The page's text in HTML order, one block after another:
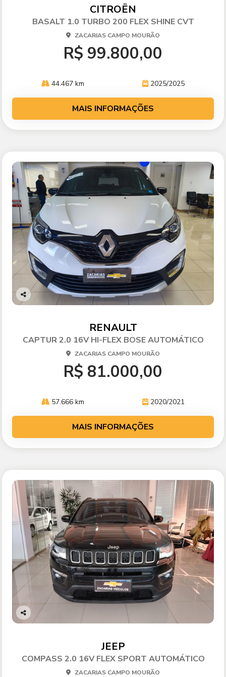
CITROËN
BASALT 1.0 TURBO 200 FLEX SHINE CVT
ZACARIAS CAMPO MOURÃO
R$ 99.800,00
44.467 km 2025/2025
MAIS INFORMAÇÕES
Co
RENAULT
CAPTUR 2.0 16V HI-FLEX BOSE AUTOMÁTICO
ZACARIAS CAMPO MOURÃO
R$ 81.000,00
57.666 km 2020/2021
MAIS INFORMAÇÕES
Co
JEEP
COMPASS 2.0 16V FLEX SPORT AUTOMÁTICO
ZACARIAS CAMPO MOURÃO